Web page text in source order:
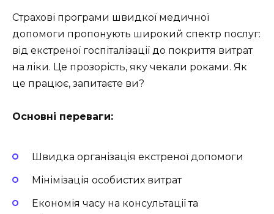
Страхові програми швидкої медичної
допомоги пропонують широкий спектр послуг:
від екстреної госпіталізації до покриття витрат
на ліки. Це прозорість, яку чекали роками. Як
це працює, запитаєте ви?
Основні переваги:
Швидка організація екстреної допомоги
Мінімізація особистих витрат
Економія часу на консультації та